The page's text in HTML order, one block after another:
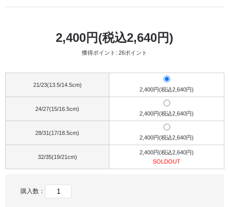
2,400円(税込2,640円)
獲得ポイント: 26ポイント
21/23(13.5/14.5cm)
2,400円(税込2,640円)
24/27(15/16.5cm)
2,400円(税込2,640円)
28/31(17/18.5cm)
2,400円(税込2,640円)
32/35(19/21cm)
2,400円(税込2,640円)
SOLDOUT
購入数：